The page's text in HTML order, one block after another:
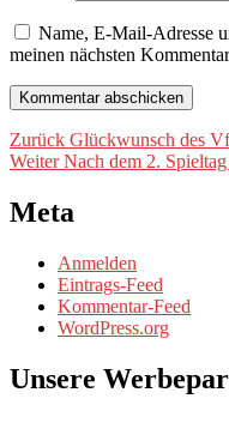
Name, E-Mail-Adresse
meinen nächsten
Zurück Vorheriger
Beitrag:
Glückwunsch des
Weiter Nächster
Nach dem 2.
Meta
Anmelden
Eintrags-Feed
Kommentar-Feed
WordPress.org
Unsere